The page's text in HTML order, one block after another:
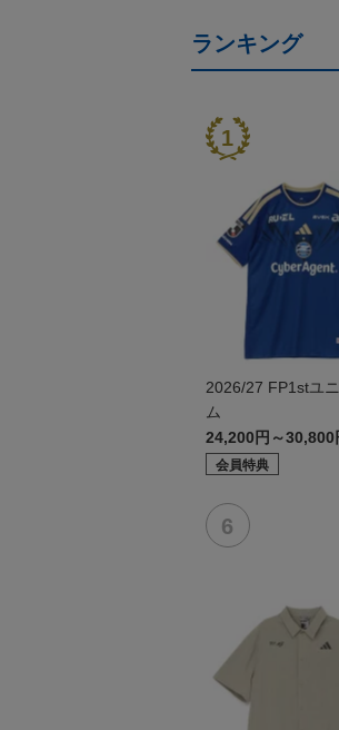
ランキング
2026/27 FP1stユ
ム
24,200円～30,800
会員特典